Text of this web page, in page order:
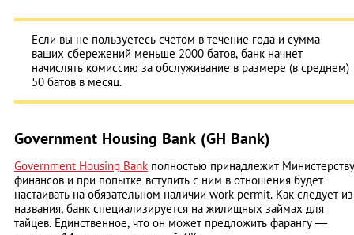
Если вы не пользуетесь счетом в течение года и сумма
ваших сбережений меньше 2000 батов, банк начнет
начислять комиссию за обслуживание в размере (в среднем)
50 батов в месяц.
Government Housing Bank (GH Bank)
Government Housing Bank полностью принадлежит Министерству
финансов и при попытке вступить с ним в отношения будет
настаивать на обязательном наличии work permit. Как следует из
названия, банк специализируется на жилищных займах для
тайцев. Единственное, что он может предложить фарангу ―